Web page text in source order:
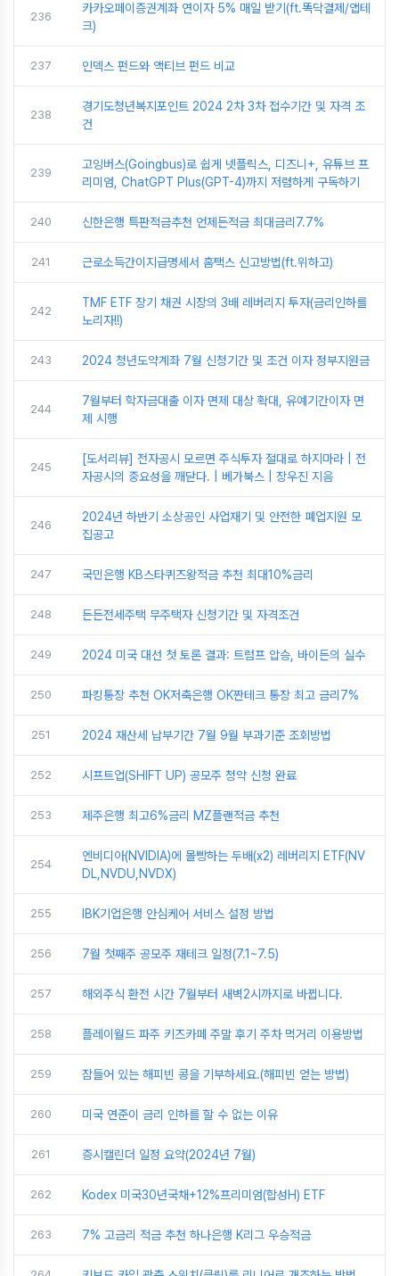
236
카카오페이증권계좌 연이자 5% 매일 받기(ft.똑닥결제/앱테
크)
237 인덱스 펀드와 액티브 펀드 비교
238
경기도청년복지포인트 2024 2차 3차 접수기간 및 자격 조
건
239
고잉버스(Goingbus)로 쉽게 넷플릭스, 디즈니+, 유튜브 프
리미엄, ChatGPT Plus(GPT-4)까지 저렴하게 구독하기
240 신한은행 특판적금추천 언제든적금 최대금리7.7%
241 근로소득간이지급명세서 홈택스 신고방법(ft.위하고)
242
TMF ETF 장기 채권 시장의 3배 레버리지 투자(금리인하를
노리자!!)
243 2024 청년도약계좌 7월 신청기간 및 조건 이자 정부지원금
244
7월부터 학자금대출 이자 면제 대상 확대, 유예기간이자 면
제 시행
245
[도서리뷰] 전자공시 모르면 주식투자 절대로 하지마라 | 전
자공시의 중요성을 깨닫다. | 베가북스 | 장우진 지음
246
2024년 하반기 소상공인 사업재기 및 안전한 폐업지원 모
집공고
247 국민은행 KB스타퀴즈왕적금 추천 최대10%금리
248 든든전세주택 무주택자 신청기간 및 자격조건
249 2024 미국 대선 첫 토론 결과: 트럼프 압승, 바이든의 실수
250 파킹통장 추천 OK저축은행 OK짠테크 통장 최고 금리7%
251 2024 재산세 납부기간 7월 9월 부과기준 조회방법
252 시프트업(SHIFT UP) 공모주 청약 신청 완료
253 제주은행 최고6%금리 MZ플랜적금 추천
254
엔비디아(NVIDIA)에 몰빵하는 두배(x2) 레버리지 ETF(NV
DL,NVDU,NVDX)
255 IBK기업은행 안심케어 서비스 설정 방법
256 7월 첫째주 공모주 재테크 일정(7.1~7.5)
257 해외주식 환전 시간 7월부터 새벽2시까지로 바뀝니다.
258 플레이월드 파주 키즈카페 주말 후기 주차 먹거리 이용방법
259 잠들어 있는 해피빈 콩을 기부하세요.(해피빈 얻는 방법)
260 미국 연준이 금리 인하를 할 수 없는 이유
261 증시캘린더 일정 요약(2024년 7월)
262 Kodex 미국30년국채+12%프리미엄(합성H) ETF
263 7% 고금리 적금 추천 하나은행 K리그 우승적금